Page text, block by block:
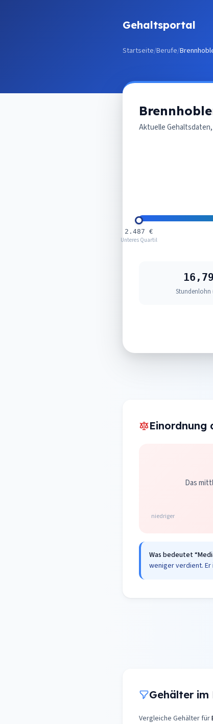
Gehaltsportal
Startseite/Berufe/
Aktuelle
2.487 €
Unteres Quartil
Einordnung
Das
niedriger
Was bedeutet
weniger verdient.
Gehälter
Vergleiche Gehälter für